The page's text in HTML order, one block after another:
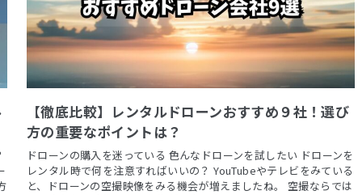
【徹底比較】レンタルドローンおすすめ９社！選び
方の重要なポイントは？
ドローンの購入を迷っている 色んなドローンを試したい ドローンを
レンタル時で何を注意すればいいの？ YouTubeやテレビをみている
と、ドローンの空撮映像をみる機会が増えましたね。 空撮ならでは